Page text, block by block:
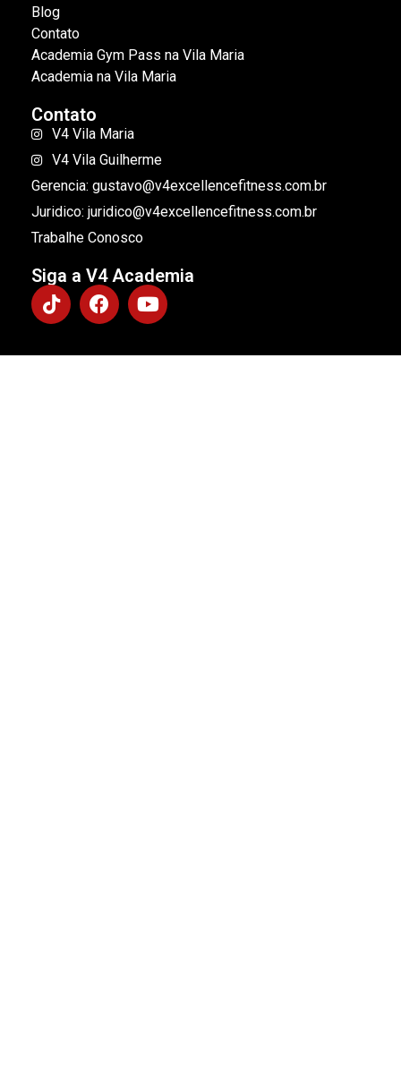
Blog
Contato
Academia Gym Pass na Vila Maria
Academia na Vila Maria
Contato
V4 Vila Maria
V4 Vila Guilherme
Gerencia: gustavo@v4excellencefitness.com.br
Juridico: juridico@v4excellencefitness.com.br
Trabalhe Conosco
Siga a V4 Academia